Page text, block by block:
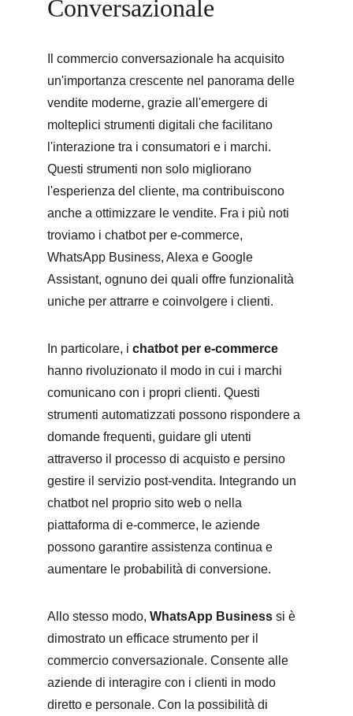
Conversazionale
Il commercio conversazionale ha acquisito
un'importanza crescente nel panorama delle
vendite moderne, grazie all'emergere di
molteplici strumenti digitali che facilitano
l'interazione tra i consumatori e i marchi.
Questi strumenti non solo migliorano
l'esperienza del cliente, ma contribuiscono
anche a ottimizzare le vendite. Fra i più noti
troviamo i chatbot per e-commerce,
WhatsApp Business, Alexa e Google
Assistant, ognuno dei quali offre funzionalità
uniche per attrarre e coinvolgere i clienti.
In particolare, i chatbot per e-commerce
hanno rivoluzionato il modo in cui i marchi
comunicano con i propri clienti. Questi
strumenti automatizzati possono rispondere a
domande frequenti, guidare gli utenti
attraverso il processo di acquisto e persino
gestire il servizio post-vendita. Integrando un
chatbot nel proprio sito web o nella
piattaforma di e-commerce, le aziende
possono garantire assistenza continua e
aumentare le probabilità di conversione.
Allo stesso modo, WhatsApp Business si è
dimostrato un efficace strumento per il
commercio conversazionale. Consente alle
aziende di interagire con i clienti in modo
diretto e personale. Con la possibilità di